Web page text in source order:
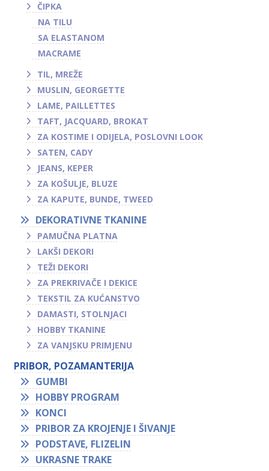
ČIPKA
NA TILU
SA ELASTANOM
MACRAME
TIL, MREŽE
MUSLIN, GEORGETTE
LAME, PAILLETTES
TAFT, JACQUARD, BROKAT
ZA KOSTIME I ODIJELA, POSLOVNI LOOK
SATEN, CADY
JEANS, KEPER
ZA KOŠULJE, BLUZE
ZA KAPUTE, BUNDE, TWEED
DEKORATIVNE TKANINE
PAMUČNA PLATNA
LAKŠI DEKORI
TEŽI DEKORI
ZA PREKRIVAČE I DEKICE
TEKSTIL ZA KUĆANSTVO
DAMASTI, STOLNJACI
HOBBY TKANINE
ZA VANJSKU PRIMJENU
PRIBOR, POZAMANTERIJA
GUMBI
HOBBY PROGRAM
KONCI
PRIBOR ZA KROJENJE I ŠIVANJE
PODSTAVE, FLIZELIN
UKRASNE TRAKE